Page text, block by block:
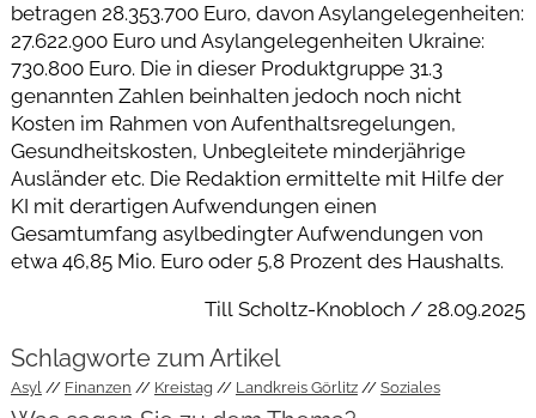
betragen 28.353.700 Euro, davon Asylangelegenheiten:
27.622.900 Euro und Asylangelegenheiten Ukraine:
730.800 Euro. Die in dieser Produktgruppe 31.3
genannten Zahlen beinhalten jedoch noch nicht
Kosten im Rahmen von Aufenthaltsregelungen,
Gesundheitskosten, Unbegleitete minderjährige
Ausländer etc. Die Redaktion ermittelte mit Hilfe der
KI mit derartigen Aufwendungen einen
Gesamtumfang asylbedingter Aufwendungen von
etwa 46,85 Mio. Euro oder 5,8 Prozent des Haushalts.
Till Scholtz-Knobloch / 28.09.2025
Schlagworte zum Artikel
Asyl Finanzen Kreistag Landkreis Görlitz Soziales